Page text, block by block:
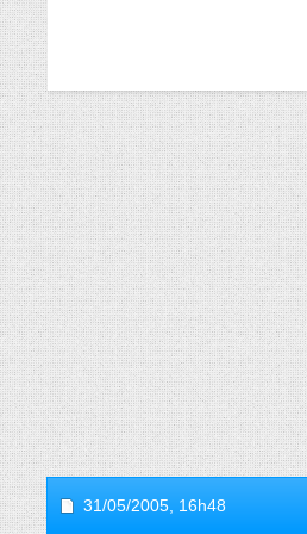
31/05/2005, 16h48